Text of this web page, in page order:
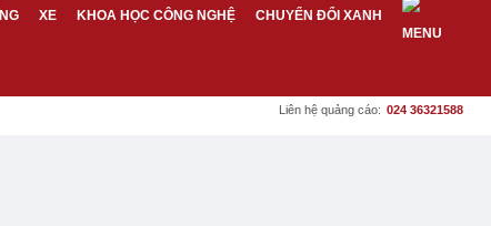
XE KHOA HỌC CÔNG NGHỆ CHUYỂN ĐỔI XANH
Liên hệ quảng cáo: 024 36321588